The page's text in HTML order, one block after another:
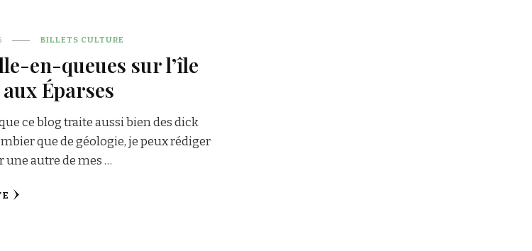
BILLETS CULTURE
en-queues sur l’île
Éparses
ce blog traite aussi bien des dick
que de géologie, je peux rédiger
une autre de mes …